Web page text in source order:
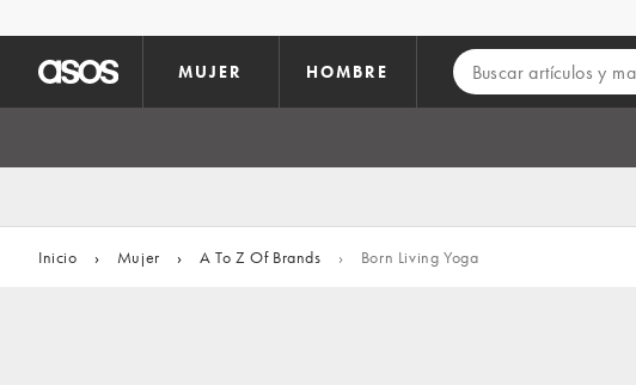
MUJER HOMBRE
Inicio › Mujer › A To Z Of Brands › Born Living Yoga